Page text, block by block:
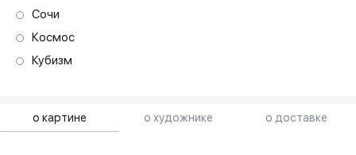
о картине о художнике о доставке
Сочи
Космос
Кубизм